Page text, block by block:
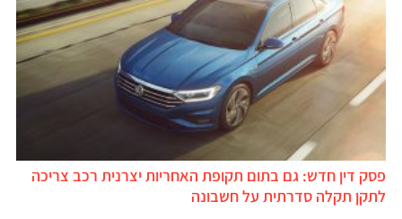
פסק דין חדש: גם בתום תקופת האחריות יצרנית רכב צריכה
לתקן תקלה סדרתית על חשבונה